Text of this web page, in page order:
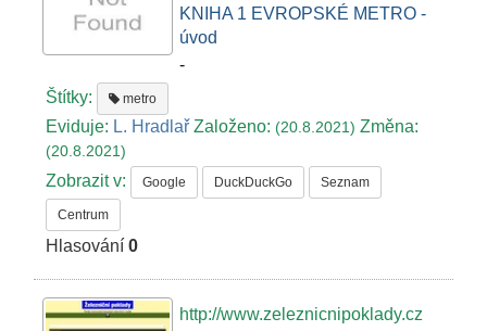
KNIHA 1 EVROPSKÉ METRO -
úvod
-
Štítky:
metro
Eviduje: L. Hradlař Založeno:(20.8.2021)Změna:
(20.8.2021)
Zobrazit v: Google DuckDuckGo Seznam
Centrum
Hlasování0
http://www.zeleznicnipoklady.cz